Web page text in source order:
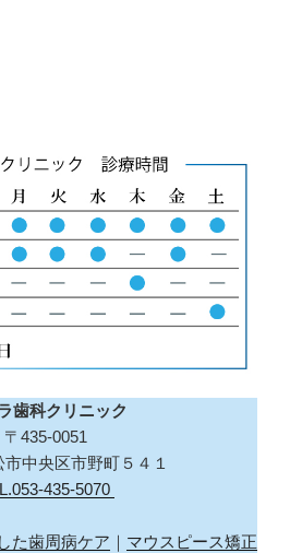
歯科クリニック
〒435-0051
中央区市野町５４１
435-5070
た歯周病ケア ｜ マウスピース矯正